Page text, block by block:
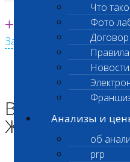
Единая круглосуточная справочная
+7 495 260 0 260
Заказать звонок с сайта
Что
Фото
Новости
Анализы и
об
prp
Главная страница
ВОССТАНОВЛЕН ПРИЕМ
ЖИВОТНЫХ И